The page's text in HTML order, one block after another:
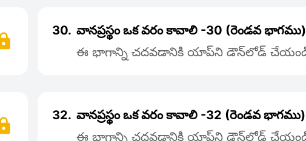
30. వానప్రస్థం ఒక వరం కావాలి -30 (రెండవ భాగము)
ఈ భాగాన్ని చదవడానికి యాప్‌ని డౌన్‌లోడ్
32. వానప్రస్థం ఒక వరం కావాలి -32 (రెండవ భాగము)
ఈ భాగాన్ని చదవడానికి యాప్‌ని డౌన్‌లోడ్